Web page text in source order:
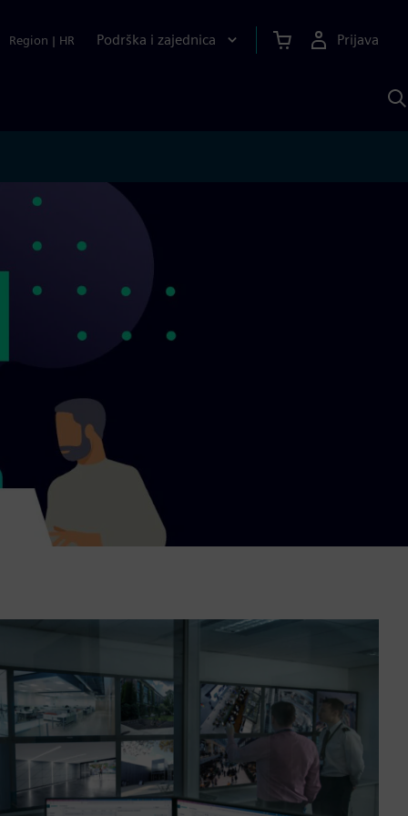
Region | HR Podrška i zajednica
Prijava